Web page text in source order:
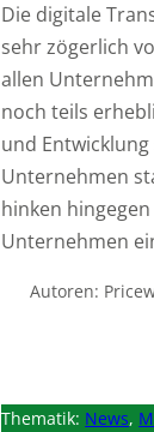
Die digitale
sehr zögerlich
allen
noch teils
und
Unternehmen
hinken
Unternehmen
Autoren:
Thematik: News,